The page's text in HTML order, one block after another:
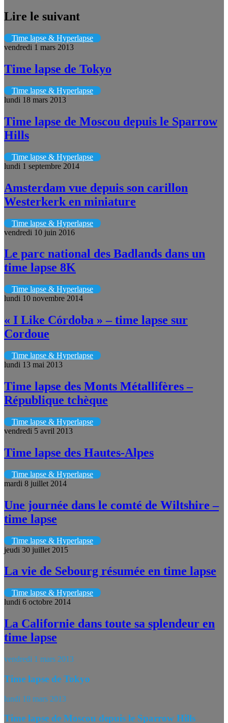
Lire le suivant
Time lapse & Hyperlapse
vendredi 1 mars 2013
Time lapse de Tokyo
Time lapse & Hyperlapse
lundi 18 mars 2013
Time lapse de Moscou depuis le Sparrow
Hills
Time lapse & Hyperlapse
lundi 1 septembre 2014
Amsterdam vue depuis son carillon
Westerkerk en miniature
Time lapse & Hyperlapse
vendredi 10 juin 2016
Le parc national des Badlands dans un
time lapse 8K
Time lapse & Hyperlapse
lundi 10 novembre 2014
« I Like Córdoba » – time lapse sur
Cordoue
Time lapse & Hyperlapse
lundi 13 mai 2013
Time lapse des Monts Métallifères –
République tchèque
Time lapse & Hyperlapse
vendredi 5 avril 2013
Time lapse des Hautes-Alpes
Time lapse & Hyperlapse
mardi 8 juillet 2014
Une journée dans le comté de Wiltshire –
time lapse
Time lapse & Hyperlapse
jeudi 30 juillet 2015
La vie de Sebourg résumée en time lapse
Time lapse & Hyperlapse
lundi 6 octobre 2014
La Californie dans toute sa splendeur en
time lapse
vendredi 1 mars 2013
Time lapse de Tokyo
lundi 18 mars 2013
Time lapse de Moscou depuis le Sparrow Hills